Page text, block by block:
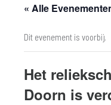
« Alle
Dit evenement is voorbij.
Het
Doorn is